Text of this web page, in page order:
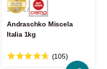
34,99 € / 1kg
Andraschko Miscela
Italia 1kg
(105)